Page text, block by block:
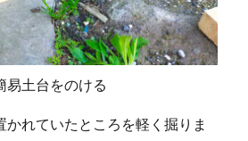
易土台をのける
かれていたところを軽く掘りま